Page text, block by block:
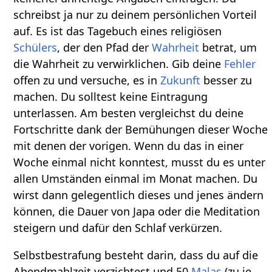
schreibst ja nur zu deinem persönlichen Vorteil
auf. Es ist das Tagebuch eines religiösen
Schülers, der den Pfad derWahrheit betrat, um
die Wahrheit zu verwirklichen. Gib deine Fehler
offen zu und versuche, es inZukunft besser zu
machen. Du solltest keine Eintragung
unterlassen. Am besten vergleichst du deine
Fortschritte dank der Bemühungen dieser Woche
mit denen der vorigen. Wenn du das in einer
Woche einmal nicht konntest, musst du es unter
allen Umständen einmal im Monat machen. Du
wirst dann gelegentlich dieses und jenes ändern
können, die Dauer von Japa oder die Meditation
steigern und dafür den Schlaf verkürzen.
Selbstbestrafung besteht darin, dass du auf die